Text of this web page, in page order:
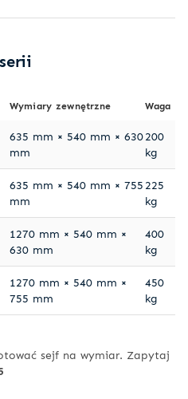
Wymiary zewnętrzne Waga
635 mm × 540 mm × 630
mm
200
kg
635 mm × 540 mm × 755
mm
225
kg
1270 mm × 540 mm ×
630 mm
400
kg
1270 mm × 540 mm ×
755 mm
450
kg
sejf na wymiar. Zapytaj